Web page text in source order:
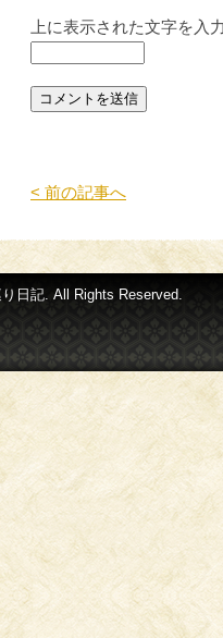
上に表示された文字を入
< 前の記事へ
日記. All Rights Reserved.